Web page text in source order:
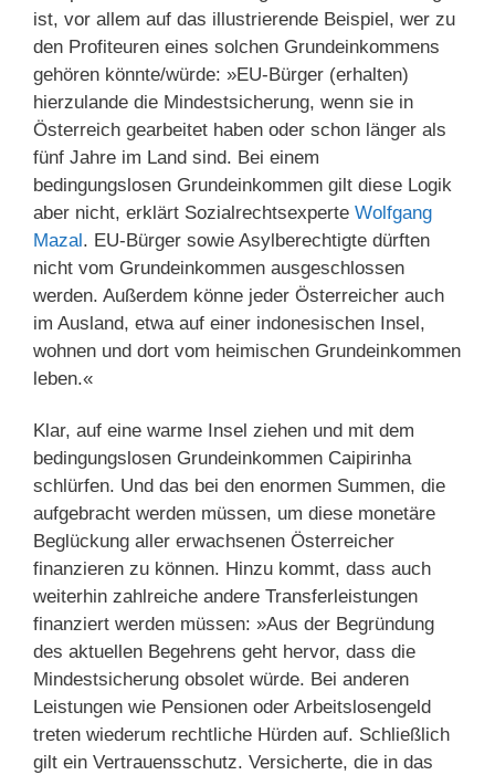
ist, vor allem auf das illustrierende Beispiel, wer zu
den Profiteuren eines solchen Grundeinkommens
gehören könnte/würde: »EU-Bürger (erhalten)
hierzulande die Mindestsicherung, wenn sie in
Österreich gearbeitet haben oder schon länger als
fünf Jahre im Land sind. Bei einem
bedingungslosen Grundeinkommen gilt diese Logik
aber nicht, erklärt Sozialrechtsexperte Wolfgang
Mazal . EU-Bürger sowie Asylberechtigte dürften
nicht vom Grundeinkommen ausgeschlossen
werden. Außerdem könne jeder Österreicher auch
im Ausland, etwa auf einer indonesischen Insel,
wohnen und dort vom heimischen Grundeinkommen
leben.«
Klar, auf eine warme Insel ziehen und mit dem
bedingungslosen Grundeinkommen Caipirinha
schlürfen. Und das bei den enormen Summen, die
aufgebracht werden müssen, um diese monetäre
Beglückung aller erwachsenen Österreicher
finanzieren zu können. Hinzu kommt, dass auch
weiterhin zahlreiche andere Transferleistungen
finanziert werden müssen: »Aus der Begründung
des aktuellen Begehrens geht hervor, dass die
Mindestsicherung obsolet würde. Bei anderen
Leistungen wie Pensionen oder Arbeitslosengeld
treten wiederum rechtliche Hürden auf. Schließlich
gilt ein Vertrauensschutz. Versicherte, die in das